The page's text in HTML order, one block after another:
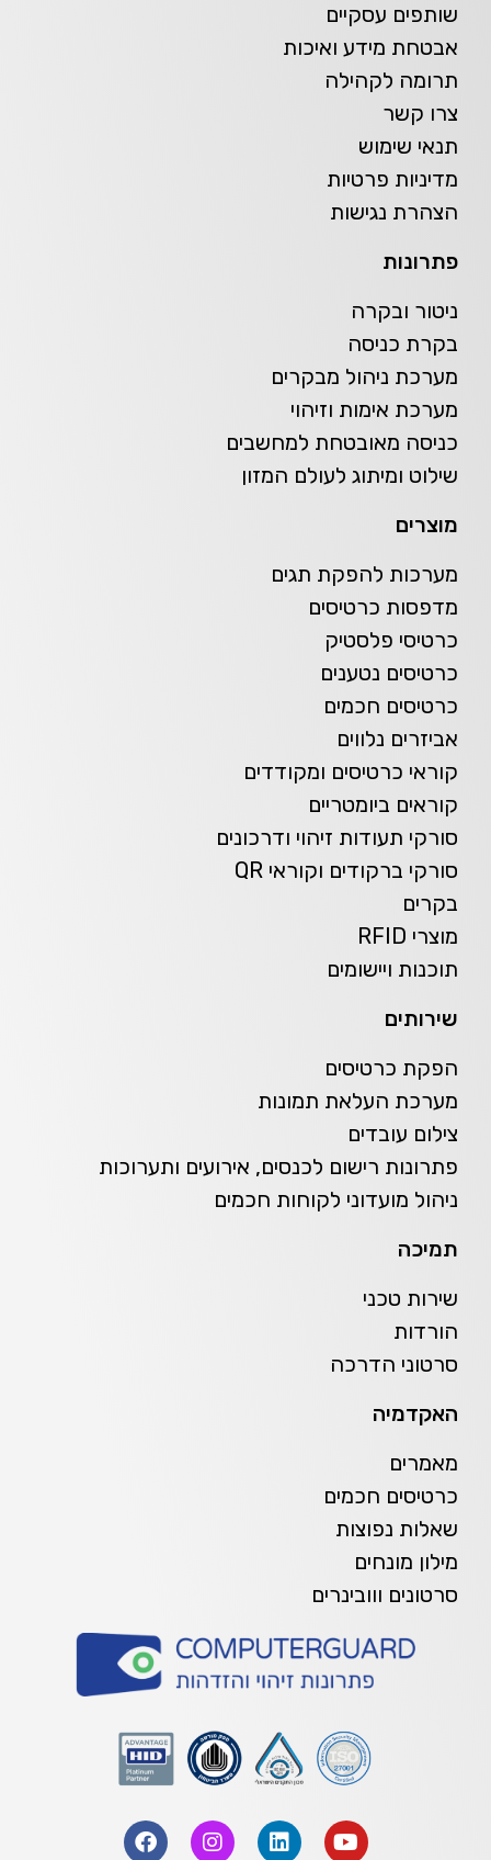
שותפים עסקיים
אבטחת מידע ואיכות
תרומה לקהילה
צרו קשר
תנאי שימוש
מדיניות פרטיות
הצהרת נגישות
פתרונות
ניטור ובקרה
בקרת כניסה
מערכת ניהול מבקרים
מערכת אימות וזיהוי
כניסה מאובטחת למחשבים
שילוט ומיתוג לעולם המזון
מוצרים
מערכות להפקת תגים
מדפסות כרטיסים
כרטיסי פלסטיק
כרטיסים נטענים
כרטיסים חכמים
אביזרים נלווים
קוראי כרטיסים ומקודדים
קוראים ביומטריים
סורקי תעודות זיהוי ודרכונים
סורקי ברקודים וקוראי QR
בקרים
מוצרי RFID
תוכנות ויישומים
שירותים
הפקת כרטיסים
מערכת העלאת תמונות
צילום עובדים
פתרונות רישום לכנסים, אירועים ותערוכות
ניהול מועדוני לקוחות חכמים
תמיכה
שירות טכני
הורדות
סרטוני הדרכה
האקדמיה
מאמרים
כרטיסים חכמים
שאלות נפוצות
מילון מונחים
סרטונים ווובינרים